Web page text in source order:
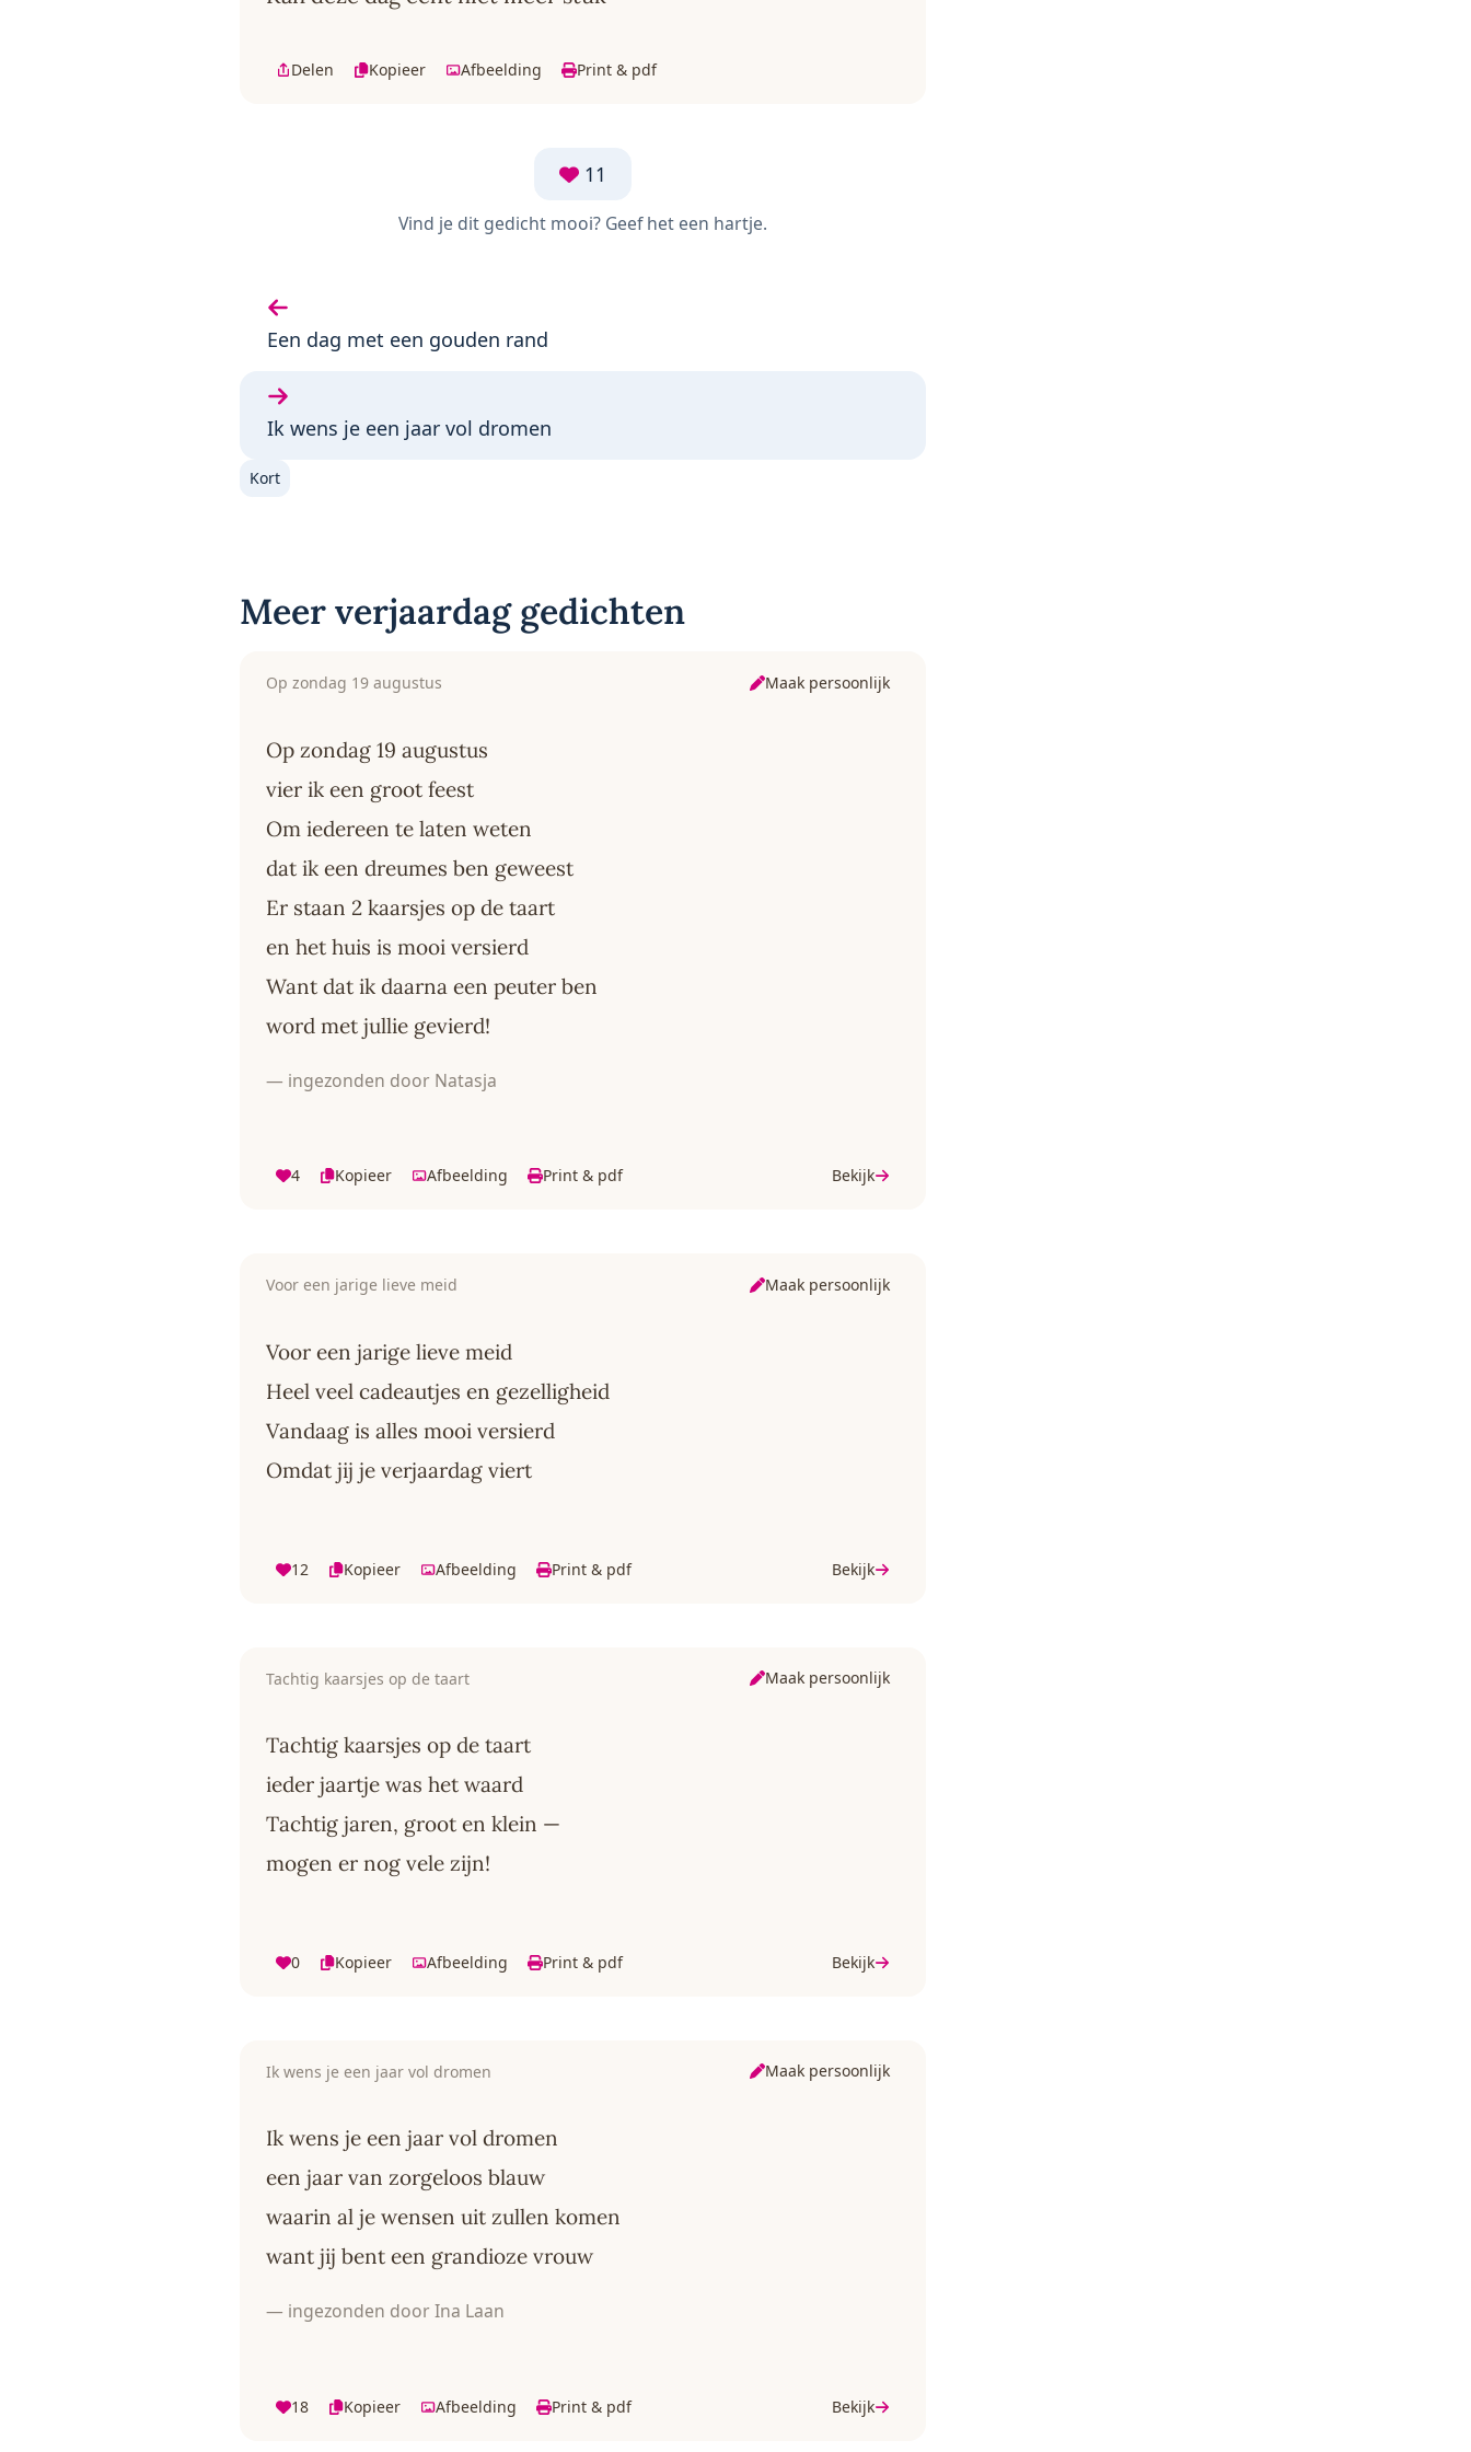
Delen Kopieer Afbeelding Print & pdf
11
Vind je dit gedicht mooi? Geef het een hartje.
Vorige gedicht:
Een dag met een gouden rand
Volgende gedicht:
Ik wens je een jaar vol dromen
Kort
Meer verjaardag gedichten
Op zondag 19 augustus Maak persoonlijk
Op zondag 19 augustus
vier ik een groot feest
Om iedereen te laten weten
dat ik een dreumes ben geweest
Er staan 2 kaarsjes op de taart
en het huis is mooi versierd
Want dat ik daarna een peuter ben
word met jullie gevierd!
— ingezonden door Natasja
4 Kopieer Afbeelding Print & pdf Bekijk
Voor een jarige lieve meid Maak persoonlijk
Voor een jarige lieve meid
Heel veel cadeautjes en gezelligheid
Vandaag is alles mooi versierd
Omdat jij je verjaardag viert
12 Kopieer Afbeelding Print & pdf Bekijk
Tachtig kaarsjes op de taart Maak persoonlijk
Tachtig kaarsjes op de taart
ieder jaartje was het waard
Tachtig jaren, groot en klein —
mogen er nog vele zijn!
0 Kopieer Afbeelding Print & pdf Bekijk
Ik wens je een jaar vol dromen Maak persoonlijk
Ik wens je een jaar vol dromen
een jaar van zorgeloos blauw
waarin al je wensen uit zullen komen
want jij bent een grandioze vrouw
— ingezonden door Ina Laan
18 Kopieer Afbeelding Print & pdf Bekijk